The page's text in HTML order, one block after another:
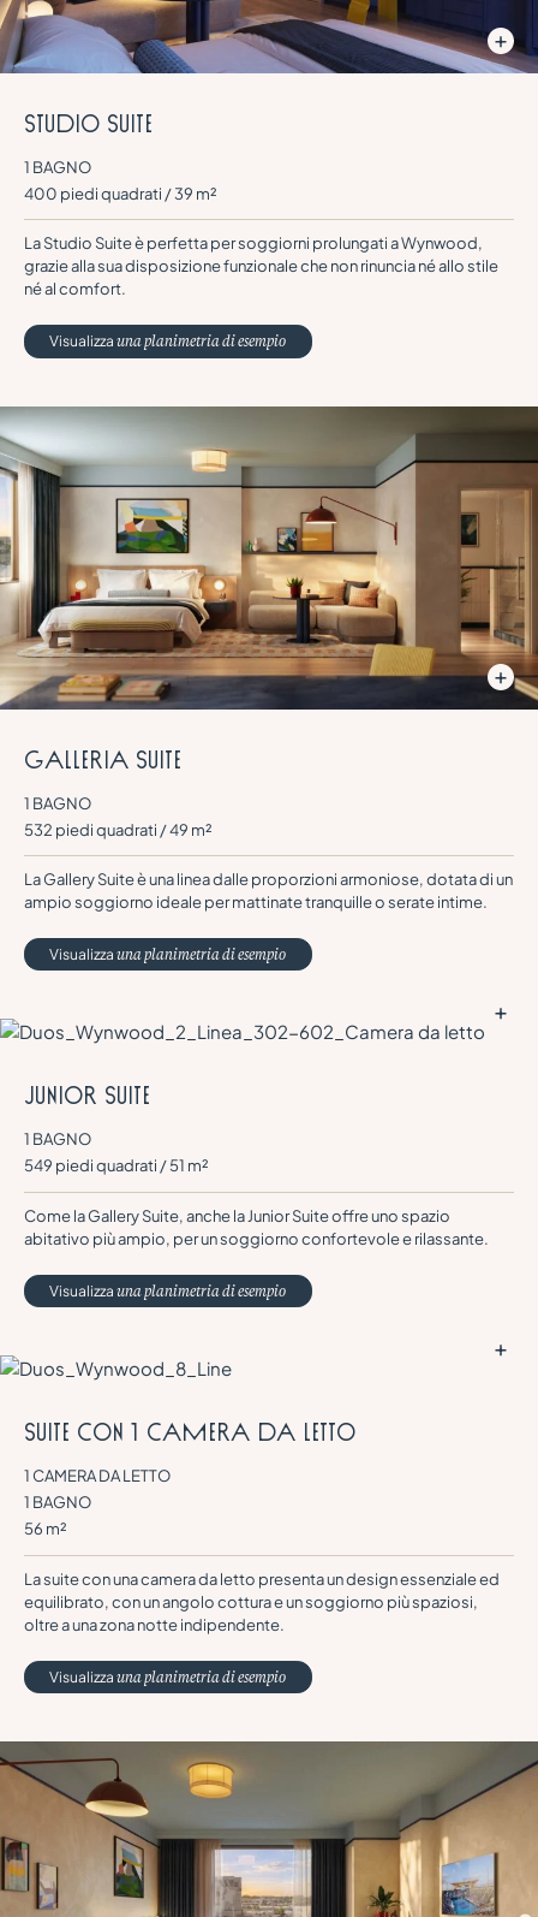
studio SUITE
1 BAGNO
400 piedi quadrati / 39 m²
La Studio Suite è perfetta per soggiorni prolungati a Wynwood,
grazie alla sua disposizione funzionale che non rinuncia né allo stile
né al comfort.
Visualizzauna planimetria di esempio
Gal l eria SUITE
1 BAGNO
532 piedi quadrati / 49 m²
La Gallery Suite è una linea dalle proporzioni armoniose, dotata di un
ampio soggiorno ideale per mattinate tranquille o serate intime.
Visualizzauna planimetria di esempio
Junior SUITE
1 BAGNO
549 piedi quadrati / 51 m²
Come la Gallery Suite, anche la Junior Suite offre uno spazio
abitativo più ampio, per un soggiorno confortevole e rilassante.
Visualizzauna planimetria di esempio
Suite con 1 camera da letto
1 CAMERA DA LETTO
1 BAGNO
56 m²
La suite con una camera da letto presenta un design essenziale ed
equilibrato, con un angolo cottura e un soggiorno più spaziosi,
oltre a una zona notte indipendente.
Visualizzauna planimetria di esempio